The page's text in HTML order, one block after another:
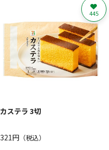
カステラ 3切
321円（税込）
445